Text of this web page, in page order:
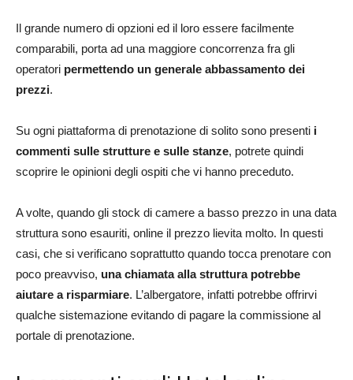
Il grande numero di opzioni ed il loro essere facilmente
comparabili, porta ad una maggiore concorrenza fra gli
operatori permettendo un generale abbassamento dei
prezzi.
Su ogni piattaforma di prenotazione di solito sono presenti i
commenti sulle strutture e sulle stanze, potrete quindi
scoprire le opinioni degli ospiti che vi hanno preceduto.
A volte, quando gli stock di camere a basso prezzo in una data
struttura sono esauriti, online il prezzo lievita molto. In questi
casi, che si verificano soprattutto quando tocca prenotare con
poco preavviso, una chiamata alla struttura potrebbe
aiutare a risparmiare. L’albergatore, infatti potrebbe offrirvi
qualche sistemazione evitando di pagare la commissione al
portale di prenotazione.